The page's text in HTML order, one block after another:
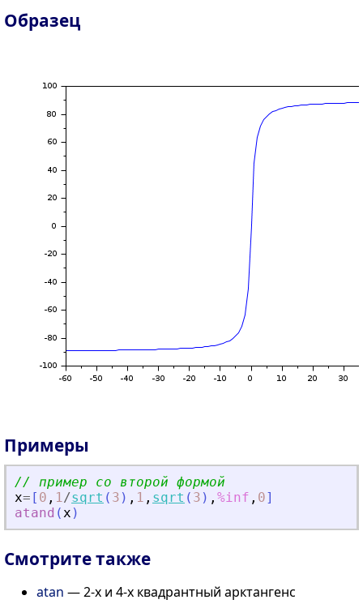
Образец
Примеры
// пример со второй формой
x= [ 0 , 1/sqrt ( 3 ) , 1 , sqrt ( 3 ) , %inf , 0]
atand (x )
Смотрите также
atan — 2-х и 4-х квадрантный арктангенс